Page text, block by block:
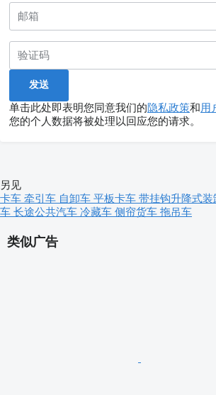
单击此处即表明您同意我们的隐私政策和用
您的个人数据将被处理以回应您的请求。
类似广告
另见
卡车 牵引车 自卸车 平板卡车 带挂钩升降式装
车 长途公共汽车 冷藏车 侧帘货车 拖吊车